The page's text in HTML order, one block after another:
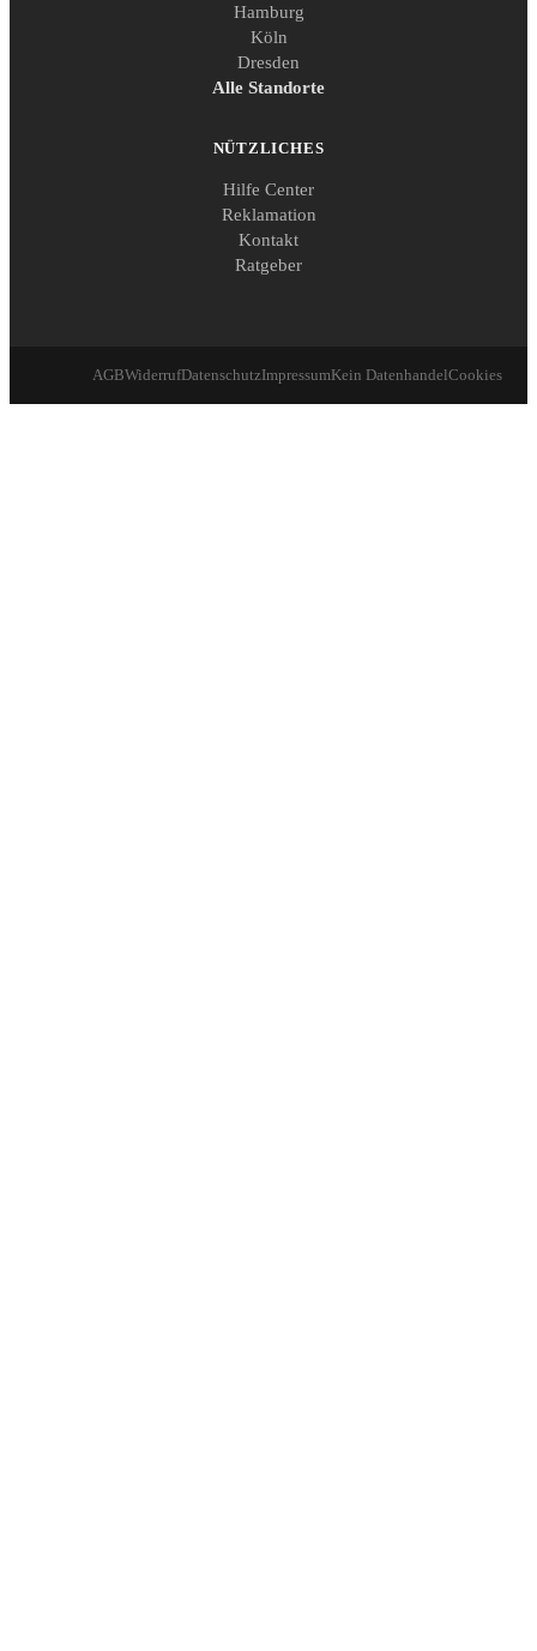
Hamburg
Köln
Dresden
Alle Standorte
NÜTZLICHES
Hilfe Center
Reklamation
Kontakt
Ratgeber
AGBWiderrufDatenschutzImpressumKein DatenhandelCookies